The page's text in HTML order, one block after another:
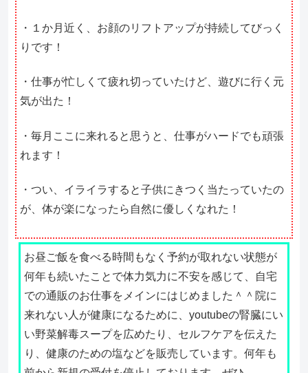
・１か月近く、お顔のリフトアップが持続してびっく
りです！
・仕事が忙しくて疲れ切っていたけど、遊びに行く元
気が出た！
・毎月ここに来れると思うと、仕事がハードでも頑張
れます！
・つい、イライラすると子供にきつく当たっていたの
が、体が楽になったら自然に優しくなれた！
お昼ご飯を食べる時間もなく予約が取れない状態が
何年も続いたことで体力気力に不安を感じて、自宅
での通販のお仕事をメインにはじめました＾＾院に
来れない人が健康になるために、youtubeの腎臓にい
い野菜解毒スープを広めたり、セルフケアを伝えた
り、健康のための塩などを販売しています。何年も